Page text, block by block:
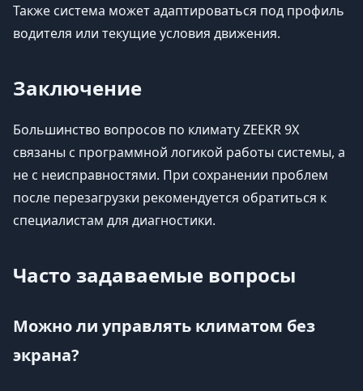
Также система может адаптироваться под профиль
водителя или текущие условия движения.
Заключение
Большинство вопросов по климату ZEEKR 9X
связаны с программной логикой работы системы, а
не с неисправностями. При сохранении проблем
после перезагрузки рекомендуется обратиться к
специалистам для диагностики.
Часто задаваемые вопросы
Можно ли управлять климатом без
экрана?